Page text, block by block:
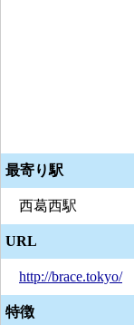
最寄り駅
西葛西駅
URL
http://brace.tokyo/
特徴